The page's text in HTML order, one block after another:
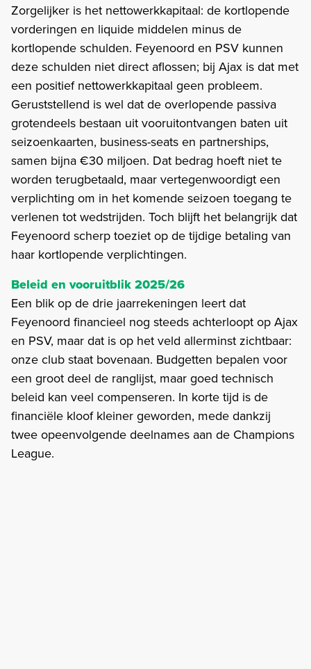
Zorgelijker is het nettowerkkapitaal: de kortlopende
vorderingen en liquide middelen minus de
kortlopende schulden. Feyenoord en PSV kunnen
deze schulden niet direct aflossen; bij Ajax is dat met
een positief nettowerkkapitaal geen probleem.
Geruststellend is wel dat de overlopende passiva
grotendeels bestaan uit vooruitontvangen baten uit
seizoenkaarten, business-seats en partnerships,
samen bijna €30 miljoen. Dat bedrag hoeft niet te
worden terugbetaald, maar vertegenwoordigt een
verplichting om in het komende seizoen toegang te
verlenen tot wedstrijden. Toch blijft het belangrijk dat
Feyenoord scherp toeziet op de tijdige betaling van
haar kortlopende verplichtingen.
Beleid en vooruitblik 2025/26
Een blik op de drie jaarrekeningen leert dat
Feyenoord financieel nog steeds achterloopt op Ajax
en PSV, maar dat is op het veld allerminst zichtbaar:
onze club staat bovenaan. Budgetten bepalen voor
een groot deel de ranglijst, maar goed technisch
beleid kan veel compenseren. In korte tijd is de
financiële kloof kleiner geworden, mede dankzij
twee opeenvolgende deelnames aan de Champions
League.